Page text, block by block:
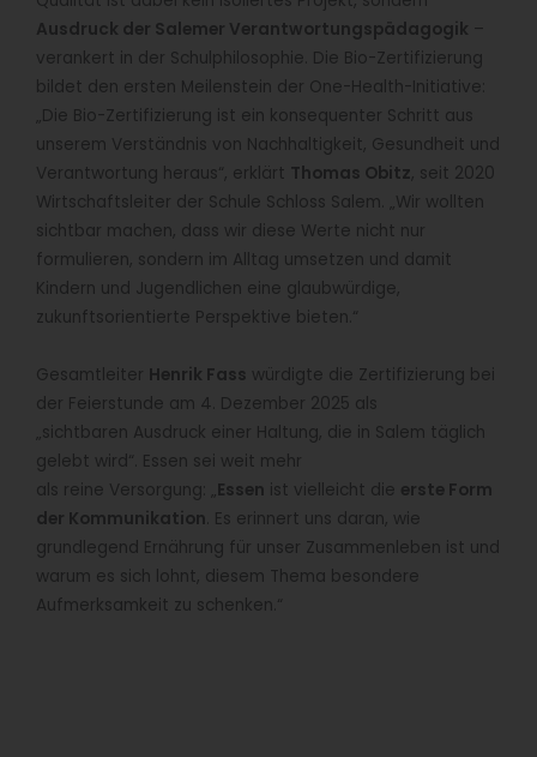
Ausdruck der Salemer Verantwortungspädagogik –
verankert in der Schulphilosophie. Die Bio-Zertifizierung
bildet den ersten Meilenstein der One-Health-Initiative:
„Die Bio-Zertifizierung ist ein konsequenter Schritt aus
unserem Verständnis von Nachhaltigkeit, Gesundheit und
Verantwortung heraus“, erklärt Thomas Obitz, seit 2020
Wirtschaftsleiter der Schule Schloss Salem. „Wir wollten
sichtbar machen, dass wir diese Werte nicht nur
formulieren, sondern im Alltag umsetzen und damit
Kindern und Jugendlichen eine glaubwürdige,
zukunftsorientierte Perspektive bieten.“
Gesamtleiter Henrik Fass würdigte die Zertifizierung bei
der Feierstunde am 4. Dezember 2025 als
„sichtbaren Ausdruck einer Haltung, die in Salem täglich
gelebt wird“. Essen sei weit mehr
als reine Versorgung: „Essen ist vielleicht die erste Form
der Kommunikation . Es erinnert uns daran, wie
grundlegend Ernährung für unser Zusammenleben ist und
warum es sich lohnt, diesem Thema besondere
Aufmerksamkeit zu schenken.“